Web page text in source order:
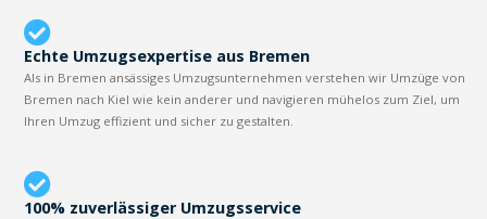
Echte Umzugsexpertise aus Bremen
Als in Bremen ansässiges Umzugsunternehmen verstehen wir Umzüge von
Bremen nach Kiel wie kein anderer und navigieren mühelos zum Ziel, um
Ihren Umzug effizient und sicher zu gestalten.
100% zuverlässiger Umzugsservice